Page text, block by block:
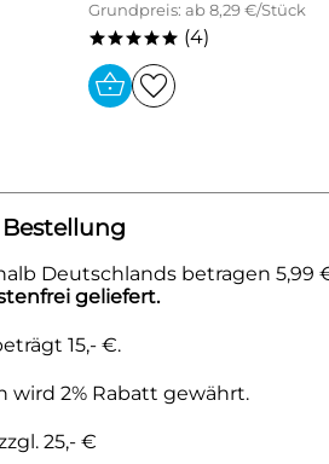
Grundpreis: ab 8,29 €/Stück
***** (4)
Deutschlands betragen 5,99
geliefert.
15,- €.
wird 2% Rabatt gewährt.
25,- €